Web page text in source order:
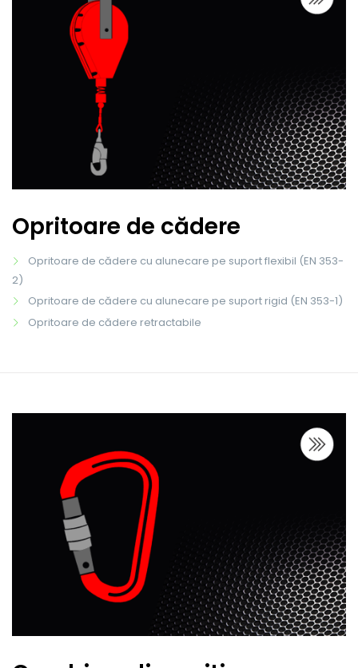
Opritoare de cădere
Opritoare de cădere cu alunecare pe suport flexibil (EN 353-
2)
Opritoare de cădere cu alunecare pe suport rigid (EN 353-1)
Opritoare de cădere retractabile